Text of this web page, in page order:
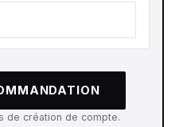
de création de compte.